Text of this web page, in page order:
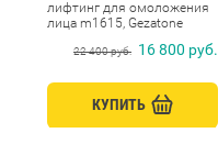
лифтинг для омоложения
лица m1615, Gezatone
22 400 руб. 16 800 руб.
КУПИТЬ